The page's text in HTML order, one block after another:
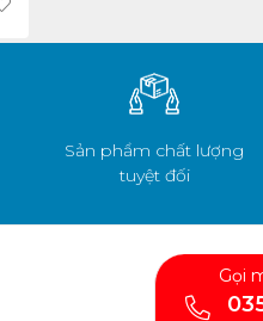
Sản phẩm chất lượng
tuyệt đối
Gọi